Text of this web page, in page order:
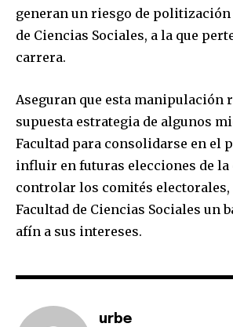
generan un riesgo de politización
de Ciencias Sociales, a la que
carrera.
Aseguran que esta manipulación
supuesta estrategia de algunos
Facultad para consolidarse en el
influir en futuras elecciones de la
controlar los comités electorales,
Facultad de Ciencias Sociales un
afín a sus intereses.
urbe